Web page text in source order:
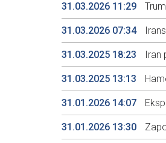
31.03.2026 11:29
31.03.2026 07:34
31.03.2025 18:23 Iran
31.03.2025 13:13
31.01.2026 14:07
31.01.2026 13:30